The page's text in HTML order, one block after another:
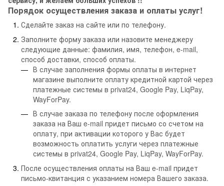
Порядок осуществления заказа и оплаты услуг!
Сделайте заказ на сайте или по телефону.
Заполните форму заказа или назовите менеджеру
следующие данные: фамилия, имя, телефон, e-mail,
способ доставки, способ оплаты.
В случае заполнения формы оплаты в интернет
магазине выполните оплату кредитной картой через
платежные системы в privat24, Google Pay, LiqPay,
WayForPay.
В случае заказа по телефону после оформления
заказа на Ваш e-mail придет письмо со счетом на
оплату, при активации которого у Вас будет
возможность оплатить услуги через платежные
системы в privat24, Google Pay, LiqPay, WayForPay.
После осуществления оплаты на Ваш e-mail придет
письмо-квитанция с указанием номера Вашего заказа.